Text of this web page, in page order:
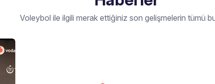
Voleybol ile ilgili merak ettiğiniz son gelişmelerin tümü